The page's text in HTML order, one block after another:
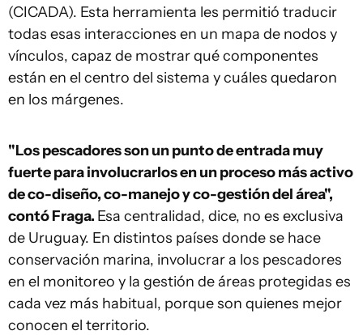
(CICADA). Esta herramienta les permitió traducir
todas esas interacciones en un mapa de nodos y
vínculos, capaz de mostrar qué componentes
están en el centro del sistema y cuáles quedaron
en los márgenes.
"Los pescadores son un punto de entrada muy
fuerte para involucrarlos en un proceso más activo
de co-diseño, co-manejo y co-gestión del área",
contó Fraga. Esa centralidad, dice, no es exclusiva
de Uruguay. En distintos países donde se hace
conservación marina, involucrar a los pescadores
en el monitoreo y la gestión de áreas protegidas es
cada vez más habitual, porque son quienes mejor
conocen el territorio.